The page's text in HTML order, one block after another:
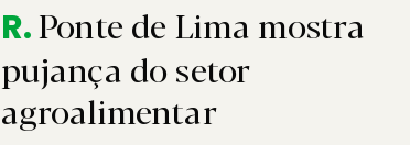
R.Ponte de Lima mostra
pujança do setor
agroalimentar